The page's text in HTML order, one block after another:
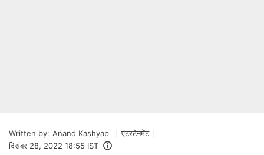
Written by: Anand Kashyap
एंटरटेनमेंट
दिसंबर 28, 2022 18:55 IST